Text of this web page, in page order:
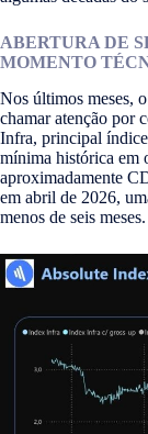
ABERTURA DE
MOMENTO
Nos últimos meses,
chamar atenção por
Infra, principal índice
mínima histórica em
aproximadamente
em abril de 2026,
menos de seis meses.